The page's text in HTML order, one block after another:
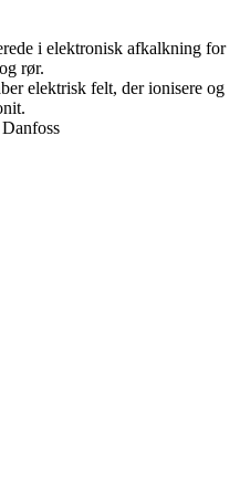
i elektronisk afkalkning for
rør.
elektrisk felt, der ionisere og